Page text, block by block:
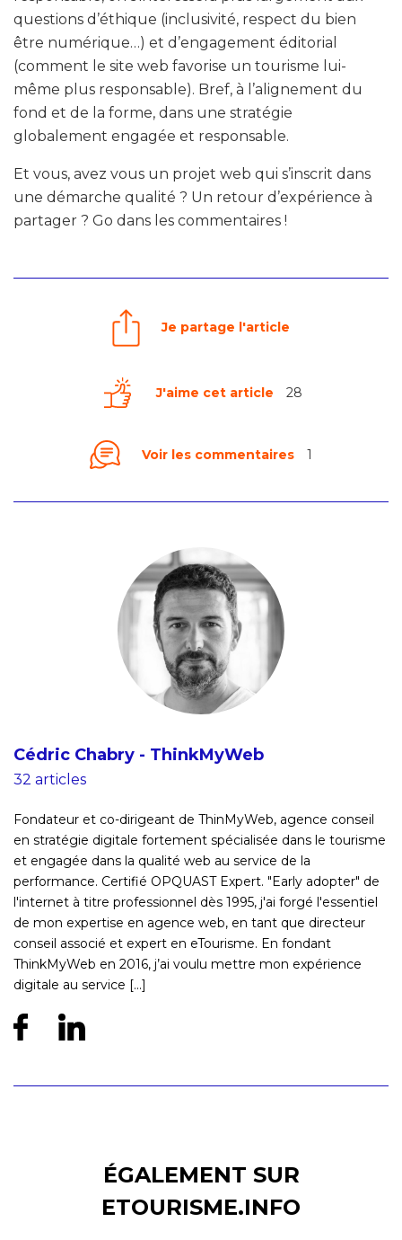
questions d’éthique (inclusivité, respect du bien
être numérique…) et d’engagement éditorial
(comment le site web favorise un tourisme lui-
même plus responsable). Bref, à l’alignement du
fond et de la forme, dans une stratégie
globalement engagée et responsable.
Et vous, avez vous un projet web qui s’inscrit dans
une démarche qualité ? Un retour d’expérience à
partager ? Go dans les commentaires !
Je partage l'article
J'aime cet article 28
Voir les commentaires 1
Cédric Chabry - ThinkMyWeb
32 articles
Fondateur et co-dirigeant de ThinMyWeb, agence conseil
en stratégie digitale fortement spécialisée dans le tourisme
et engagée dans la qualité web au service de la
performance. Certifié OPQUAST Expert. "Early adopter" de
l'internet à titre professionnel dès 1995, j'ai forgé l'essentiel
de mon expertise en agence web, en tant que directeur
conseil associé et expert en eTourisme. En fondant
ThinkMyWeb en 2016, j’ai voulu mettre mon expérience
digitale au service [...]
ÉGALEMENT SUR
ETOURISME.INFO